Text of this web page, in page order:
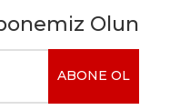
Olun
ABONE OL